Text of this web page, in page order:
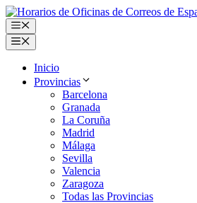
Saltar
al
contenido
Menú
Menú
Inicio
Provincias
Barcelona
Granada
La Coruña
Madrid
Málaga
Sevilla
Valencia
Zaragoza
Todas las Provincias